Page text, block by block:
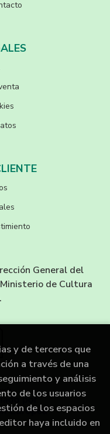
General del
de Cultura
y de terceros que
a través de una
y análisis
de los usuarios
de los espacios
haya incluido en